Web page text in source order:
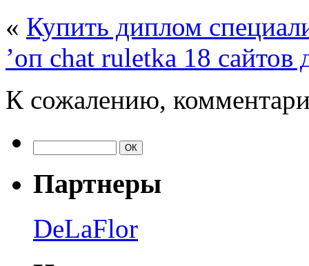
« Купить диплом
’оп chat ruletka 18 сайтов
К сожалению,
Партнеры
DeLaFlor